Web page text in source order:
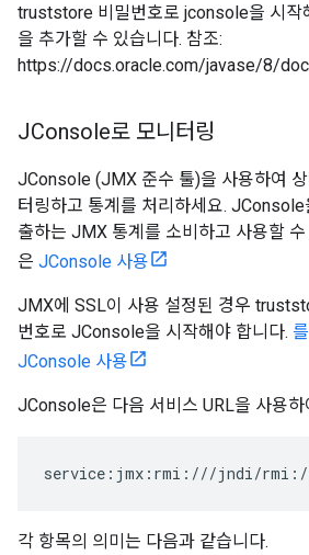
truststore 비밀번호로 jconsole을 시작
을 추가할 수 있습니다. 참조:
https://docs.oracle.com/javase/8/
JConsole로 모니터링
JConsole (JMX 준수 툴)을 사용하여
터링하고 통계를 처리하세요.
출하는 JMX 통계를 소비하고 사용할
은 JConsole 사용
JMX에 SSL이 사용 설정된 경우
번호로 JConsole을 시작해야 합니다.
JConsole 사용
JConsole은 다음 서비스 URL을 사용
service:jmx:rmi:///jndi/
각 항목의 의미는 다음과 같습니다.